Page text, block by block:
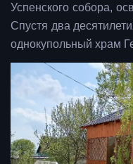
Успенского собора,
Спустя два
однокупольный храм